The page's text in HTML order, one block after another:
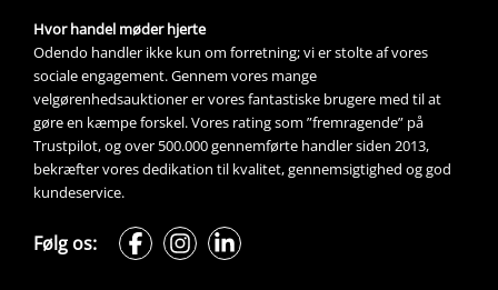
Hvor handel møder hjerte
Odendo handler ikke kun om forretning; vi er stolte af vores
sociale engagement. Gennem vores mange
velgørenhedsauktioner er vores fantastiske brugere med til at
gøre en kæmpe forskel. Vores rating som ”fremragende” på
Trustpilot, og over 500.000 gennemførte handler siden 2013,
bekræfter vores dedikation til kvalitet, gennemsigtighed og god
kundeservice.
Følg os: